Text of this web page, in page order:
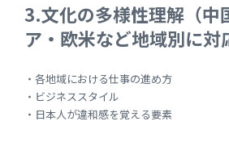
3.文化の多様性理解（中
ア・欧米など地域別に対
・各地域における仕事の進め方
・ビジネススタイル
・日本人が違和感を覚える要素